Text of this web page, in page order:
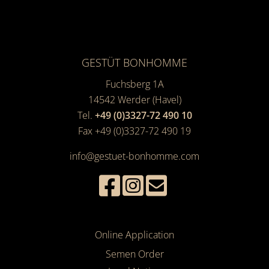
GESTÜT BONHOMME
Fuchsberg 1A
14542 Werder (Havel)
Tel. +49 (0)3327-72 490 10
Fax +49 (0)3327-72 490 19
info@gestuet-bonhomme.com
Online Application
Semen Order